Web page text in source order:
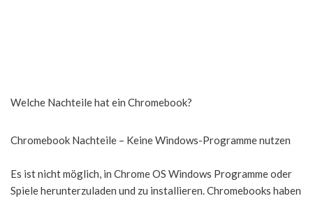
Welche Nachteile hat ein Chromebook?
Chromebook Nachteile – Keine Windows-Programme nutzen
Es ist nicht möglich, in Chrome OS Windows Programme oder
Spiele herunterzuladen und zu installieren. Chromebooks haben